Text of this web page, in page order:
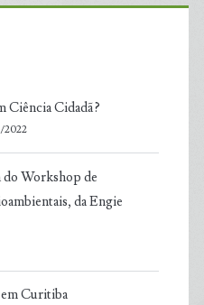
Ciência Cidadã?
2022
Workshop de
da Engie
Curitiba